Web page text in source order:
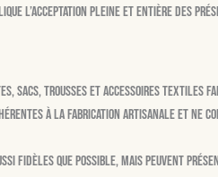
l’acceptation pleine et entière des
sacs, trousses et accessoires textiles
à la fabrication artisanale et ne
fidèles que possible, mais peuvent